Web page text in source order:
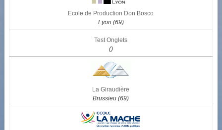
Ecole de Production Don Bosco
Lyon (69)
Test Onglets
()
La Giraudière
Brussieu (69)